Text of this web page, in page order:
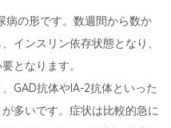
病の形です。数週間から数か
インスリン依存状態となり、
となります。
GAD抗体やIA-2抗体といった
多いです。症状は比較的急に